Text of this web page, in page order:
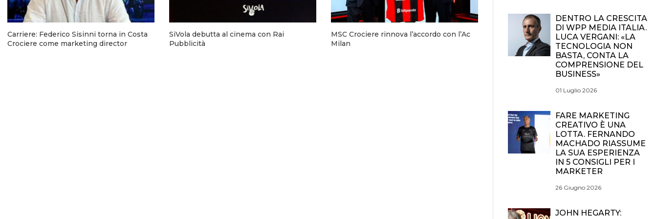
Carriere: Federico Sisinni torna in Costa
Crociere come marketing director
SiVola debutta al cinema con Rai
Pubblicità
MSC Crociere rinnova l’accordo con l’Ac
Milan
DENTRO LA CRESCITA
DI WPP MEDIA ITALIA.
LUCA VERGANI: «LA
TECNOLOGIA NON
BASTA, CONTA LA
COMPRENSIONE DEL
BUSINESS»
01 Luglio 2026
FARE MARKETING
CREATIVO È UNA
LOTTA. FERNANDO
MACHADO RIASSUME
LA SUA ESPERIENZA
IN 5 CONSIGLI PER I
MARKETER
26 Giugno 2026
JOHN HEGARTY: